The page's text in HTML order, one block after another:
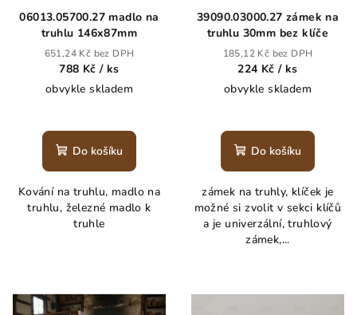
06013.05700.27 madlo na
truhlu 146x87mm
651,24 Kč bez DPH
788 Kč/ ks
obvykle skladem
Do košíku
Kování na truhlu, madlo na
truhlu, železné madlo k
truhle
39090.03000.27 zámek na
truhlu 30mm bez klíče
185,12 Kč bez DPH
224 Kč/ ks
obvykle skladem
Do košíku
zámek na truhly, klíček je
možné si zvolit v sekci klíčů
a je univerzální, truhlový
zámek,...